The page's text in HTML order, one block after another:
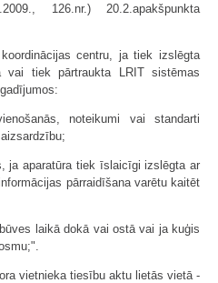
126.nr.) 20.2.apakšpunkta
centru, ja tiek izslēgta
vai tiek pārtraukta LRIT sistēmas
noteikumi vai standarti
ja aparatūra tiek īslaicīgi izslēgta ar
pārraidīšana varētu kaitēt
laikā dokā vai ostā vai ja kuģis
vietnieka tiesību aktu lietās vietā -